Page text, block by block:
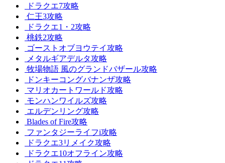
ドラクエ7攻略
仁王3攻略
ドラクエ1・2攻略
桃鉄2攻略
ゴーストオブヨウテイ攻略
メタルギアデルタ攻略
牧場物語 風のグランドバザール攻略
ドンキーコングバナンザ攻略
マリオカートワールド攻略
モンハンワイルズ攻略
エルデンリング攻略
Blades of Fire攻略
ファンタジーライフi攻略
ドラクエ3リメイク攻略
ドラクエ10オフライン攻略